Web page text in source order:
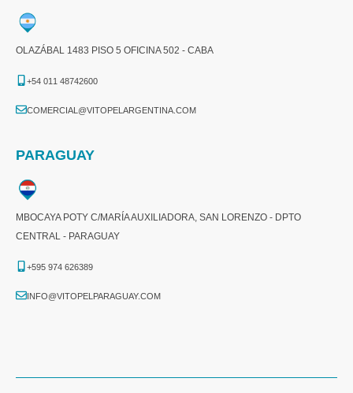
OLAZÁBAL 1483 PISO 5 OFICINA 502 - CABA
+54 011 48742600​
COMERCIAL@VITOPELARGENTINA.COM​
PARAGUAY
MBOCAYA POTY C/MARÍA AUXILIADORA, SAN LORENZO - DPTO
CENTRAL - PARAGUAY
+595 974 626389
INFO@VITOPELPARAGUAY.COM